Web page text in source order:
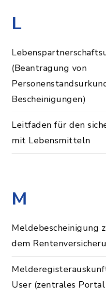
L
(Beantragung von
Bescheinigungen)
Leitfaden für den
mit Lebensmitteln
M
Meldebescheinigung
dem
User (zentrales